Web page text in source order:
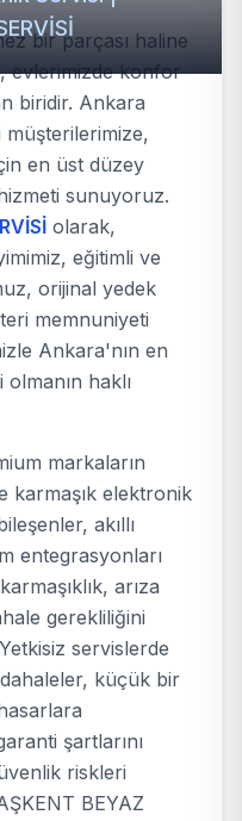
bir parçası haline
evlerimizde konfor
biridir. Ankara
müşterilerimize,
en üst düzey
sunuyoruz.
olarak,
eğitimli ve
orijinal yedek
memnuniyeti
Ankara'nın en
haklı
markaların
karmaşık elektronik
akıllı
entegrasyonları
arıza
gerekliliğini
servislerde
küçük bir
şartlarını
riskleri
BEYAZ